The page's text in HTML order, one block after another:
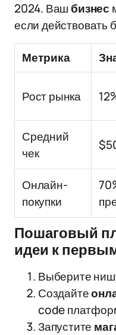
2024. Вашбизнес
если действовать
Метрика
Рост рынка
Средний
чек
Онлайн-
покупки
Пошаговый
идеи к
Выберите
Создайте
code
Запустите